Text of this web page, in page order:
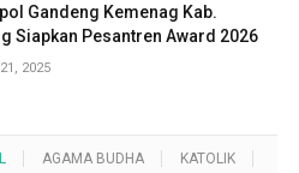
Gandeng Kemenag Kab.
Siapkan Pesantren Award 2026
2025
AGAMA BUDHA KATOLIK